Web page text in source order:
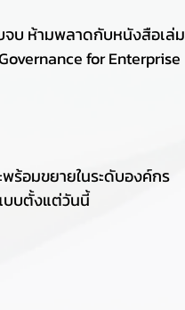
จบ ห้ามพลาดกับหนังสือเล่ม
for Enterprise
ร้อมขยายในระดับองค์กร
บบตั้งแต่วันนี้